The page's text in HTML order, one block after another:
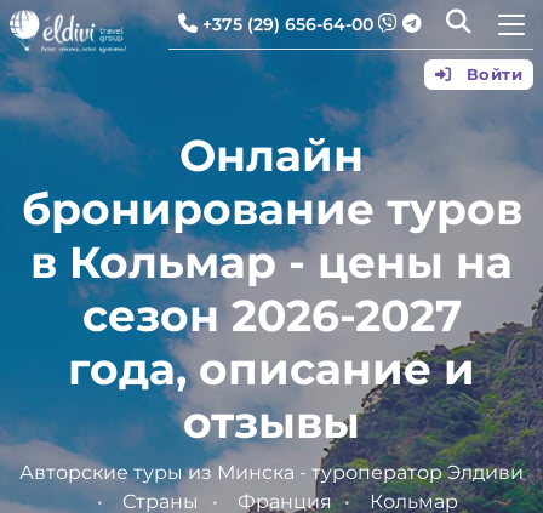
+375 (29) 656-64-00
Войти
Онлайн
бронирование туров
в Кольмар - цены на
сезон 2026-2027
года, описание и
отзывы
Авторские туры из Минска - туроператор Элдиви
Страны
Франция Кольмар